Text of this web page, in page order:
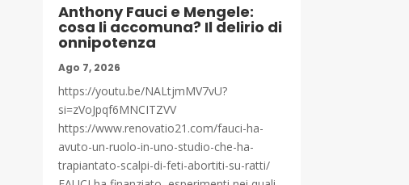
Anthony Fauci e Mengele:
cosa li accomuna? Il delirio di
onnipotenza
Ago 7, 2026
https://youtu.be/NALtjmMV7vU?
si=zVoJpqf6MNCITZVV
https://www.renovatio21.com/fauci-ha-
avuto-un-ruolo-in-uno-studio-che-ha-
trapiantato-scalpi-di-feti-abortiti-su-ratti/